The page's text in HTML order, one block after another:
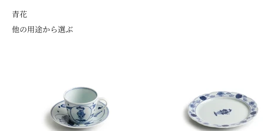
青花
他の用途から選ぶ